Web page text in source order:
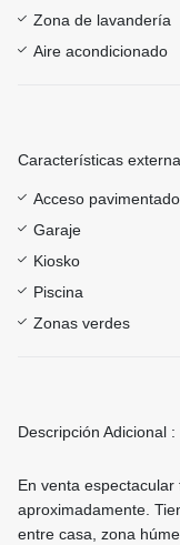
Zona de lavandería
Aire acondicionado
Características
Acceso pavimentado
Garaje
Kiosko
Piscina
Zonas verdes
Descripción Adicional :
En venta
aproximadamente.
entre casa, zona